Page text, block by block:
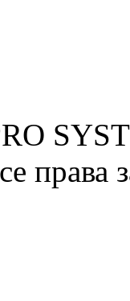
права